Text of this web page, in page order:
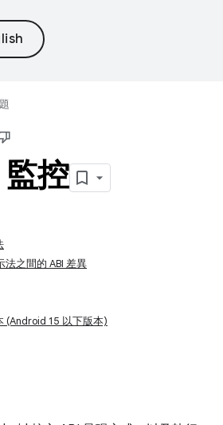
控
之間的 ABI 差異
(Android 15 以下版本)